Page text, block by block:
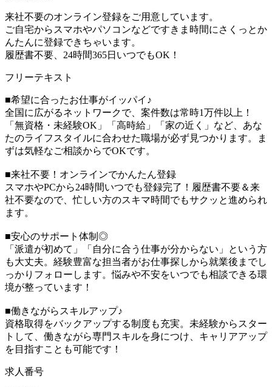
来社不要のオンライン登録をご用意しています。
ご自宅からスマホやパソコンなどですきま時間にさくっとか
んたんに登録できちゃいます。
履歴書不要、24時間365日いつでもOK！
フリーテキスト
■希望に合ったお仕事がイッパイ♪
全国に広がるネットワークで、案件数は常時1万件以上！
「無資格・未経験OK」「高時給」「家の近く」など、あな
たのライフスタイルに合わせた職場が必ず見つかります。ま
ずは気軽なご相談からでOKです。
■来社不要！オンラインでかんたん登録
スマホやPCから24時間いつでも登録完了！履歴書不要＆来
社不要なので、忙しい方のスキマ時間でもサクッと進められ
ます。
■安心のサポート体制◎
「派遣が初めて」「自分に合う仕事が分からない」という方
も大丈夫。経験豊富な担当者がお仕事探しから就業後までし
っかりフォローします。悩みや不安をいつでも相談できる環
境が整っています！
■働きながらスキルアップ♪
資格取得をバックアップする制度も充実。未経験からスター
トして、働きながら専門スキルを身につけ、キャリアアップ
を目指すことも可能です！
求人番号